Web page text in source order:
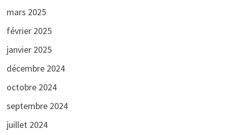
mars 2025
février 2025
janvier 2025
décembre 2024
octobre 2024
septembre 2024
juillet 2024